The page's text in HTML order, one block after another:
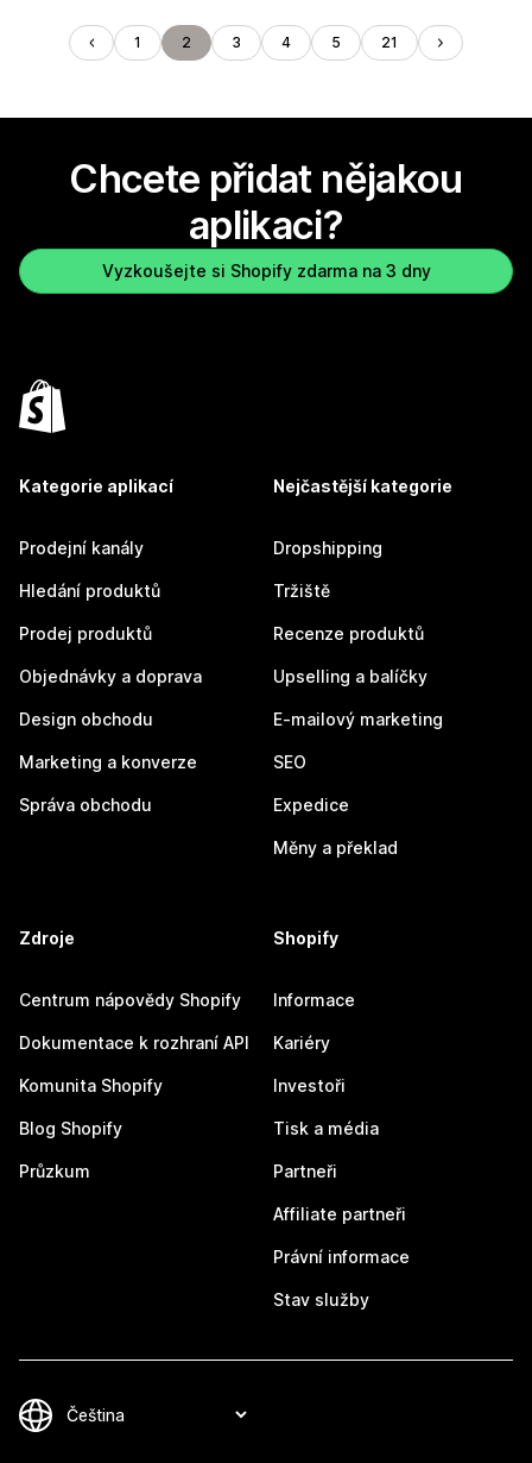
1 2 3 4 5 21
Chcete přidat nějakou
aplikaci?
Vyzkoušejte si Shopify zdarma na 3 dny
Kategorie aplikací
Prodejní kanály
Hledání produktů
Prodej produktů
Objednávky a doprava
Design obchodu
Marketing a konverze
Správa obchodu
Nejčastější kategorie
Dropshipping
Tržiště
Recenze produktů
Upselling a balíčky
E-mailový marketing
SEO
Expedice
Měny a překlad
Zdroje
Centrum nápovědy Shopify
Dokumentace k rozhraní API
Komunita Shopify
Blog Shopify
Průzkum
Shopify
Informace
Kariéry
Investoři
Tisk a média
Partneři
Affiliate partneři
Právní informace
Stav služby